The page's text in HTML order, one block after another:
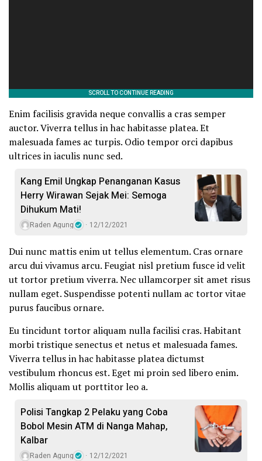
Enim facilisis gravida neque convallis a cras semper
auctor. Viverra tellus in hac habitasse platea. Et
malesuada fames ac turpis. Odio tempor orci dapibus
ultrices in iaculis nunc sed.
Kang Emil Ungkap Penanganan Kasus
Herry Wirawan Sejak Mei: Semoga
Dihukum Mati!
Raden Agung 12/12/2021
Dui nunc mattis enim ut tellus elementum. Cras ornare
arcu dui vivamus arcu. Feugiat nisl pretium fusce id velit
ut tortor pretium viverra. Nec ullamcorper sit amet risus
nullam eget. Suspendisse potenti nullam ac tortor vitae
purus faucibus ornare.
Eu tincidunt tortor aliquam nulla facilisi cras. Habitant
morbi tristique senectus et netus et malesuada fames.
Viverra tellus in hac habitasse platea dictumst
vestibulum rhoncus est. Eget mi proin sed libero enim.
Mollis aliquam ut porttitor leo a.
Polisi Tangkap 2 Pelaku yang Coba
Bobol Mesin ATM di Nanga Mahap,
Kalbar
Raden Agung 12/12/2021